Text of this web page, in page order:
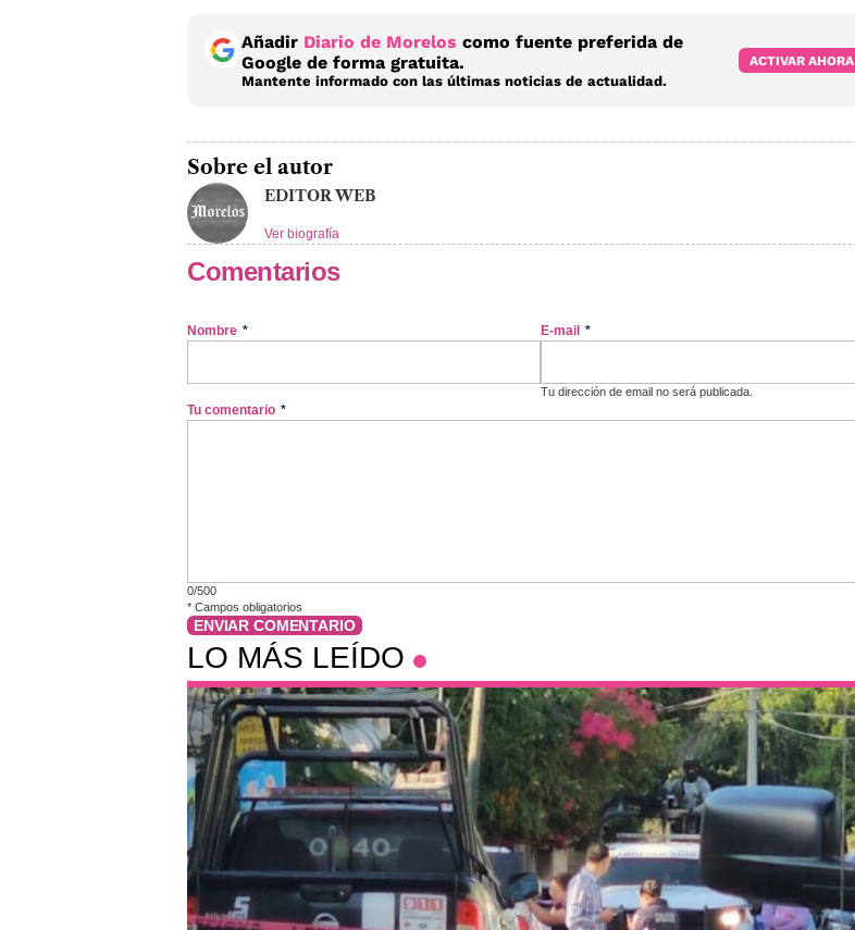
Añadir Diario de Morelos como fuente preferida de
Google de forma gratuita.
Mantente informado con las últimas noticias de actualidad.
ACTIVAR AHORA
Sobre el autor
EDITOR WEB
Ver biografía
Comentarios
Nombre * E-mail *
Tu dirección de email no será publicada.
Tu comentario *
0/500
* Campos obligatorios
ENVIAR COMENTARIO
LO MÁS LEÍDO